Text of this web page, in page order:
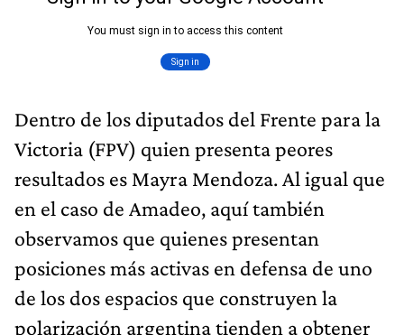
Dentro de los diputados del Frente para la
Victoria (FPV) quien presenta peores
resultados es Mayra Mendoza. Al igual que
en el caso de Amadeo, aquí también
observamos que quienes presentan
posiciones más activas en defensa de uno
de los dos espacios que construyen la
polarización argentina tienden a obtener